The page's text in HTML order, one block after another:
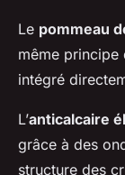
Le pommeau
même
intégré
L’anticalcaire
grâce à des
structure des